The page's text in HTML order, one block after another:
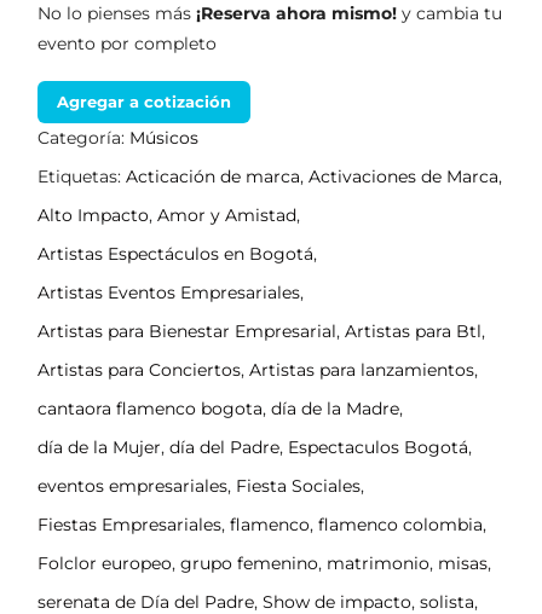
No lo pienses más ¡Reserva ahora mismo! y cambia tu
evento por completo
Agregar a cotización
Categoría: Músicos
Etiquetas: Acticación de marca, Activaciones de Marca,
Alto Impacto, Amor y Amistad,
Artistas Espectáculos en Bogotá,
Artistas Eventos Empresariales,
Artistas para Bienestar Empresarial, Artistas para Btl,
Artistas para Conciertos, Artistas para lanzamientos,
cantaora flamenco bogota, día de la Madre,
día de la Mujer, día del Padre, Espectaculos Bogotá,
eventos empresariales, Fiesta Sociales,
Fiestas Empresariales, flamenco, flamenco colombia,
Folclor europeo, grupo femenino, matrimonio, misas,
serenata de Día del Padre, Show de impacto, solista,